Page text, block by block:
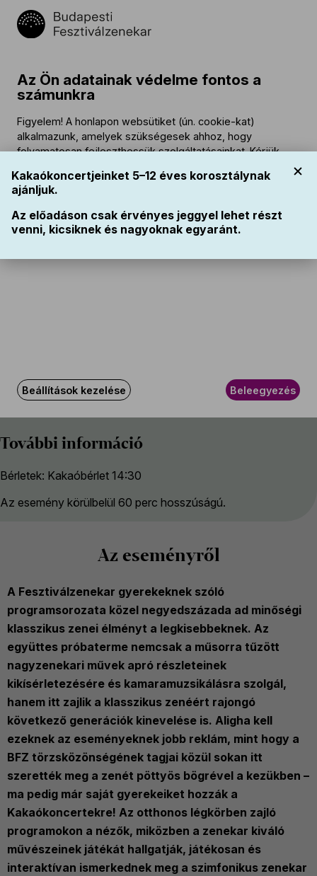
Naptáramhoz adom További időpontok
2026. november 28. 14:30
2026. november 28. 16:30
2026. december 12. 16:30
2027. január 30. 14:30
2027. január 30. 16:30
2027. április 18. 14:30
2027. április 18. 16:30
Elfogyott
Vezeti
További információ
Bérletek: Kakaóbérlet 14:30
Az esemény körülbelül 60 perc hosszúságú.
Az eseményről
A Fesztiválzenekar gyerekeknek szóló
programsorozata közel negyedszázada ad minőségi
klasszikus zenei élményt a legkisebbeknek. Az
együttes próbaterme nemcsak a műsorra tűzött
nagyzenekari művek apró részleteinek
kikísérletezésére és kamaramuzsikálásra szolgál,
hanem itt zajlik a klasszikus zenéért rajongó
következő generációk kinevelése is. Aligha kell
ezeknek az eseményeknek jobb reklám, mint hogy a
BFZ törzsközönségének tagjai közül sokan itt
szerették meg a zenét pöttyös bögrével a kezükben –
ma pedig már saját gyerekeiket hozzák a
Kakaókoncertekre! Az otthonos légkörben zajló
programokon a nézők, miközben a zenekar kiváló
művészeinek játékát hallgatják, játékosan és
interaktívan ismerkednek meg a szimfonikus zenekar
Az Ön adatainak védelme fontos a
számunkra
Figyelem! A honlapon websütiket (ún. cookie-kat)
alkalmazunk, amelyek szükségesek ahhoz, hogy
folyamatosan fejleszthessük szolgáltatásainkat. Kérjük,
Websüti tájékoztatójából!
szükségesek a honlap működéséhez. Ezeket ön nem
tudja kiiktatni, viszont a honlapon történt látogatása után
Beállítások kezelése Beleegyezés
Kakaókoncertjeinket 5–12 éves korosztálynak
ajánljuk.
Az előadáson csak érvényes jeggyel lehet részt
venni, kicsiknek és nagyoknak egyaránt.